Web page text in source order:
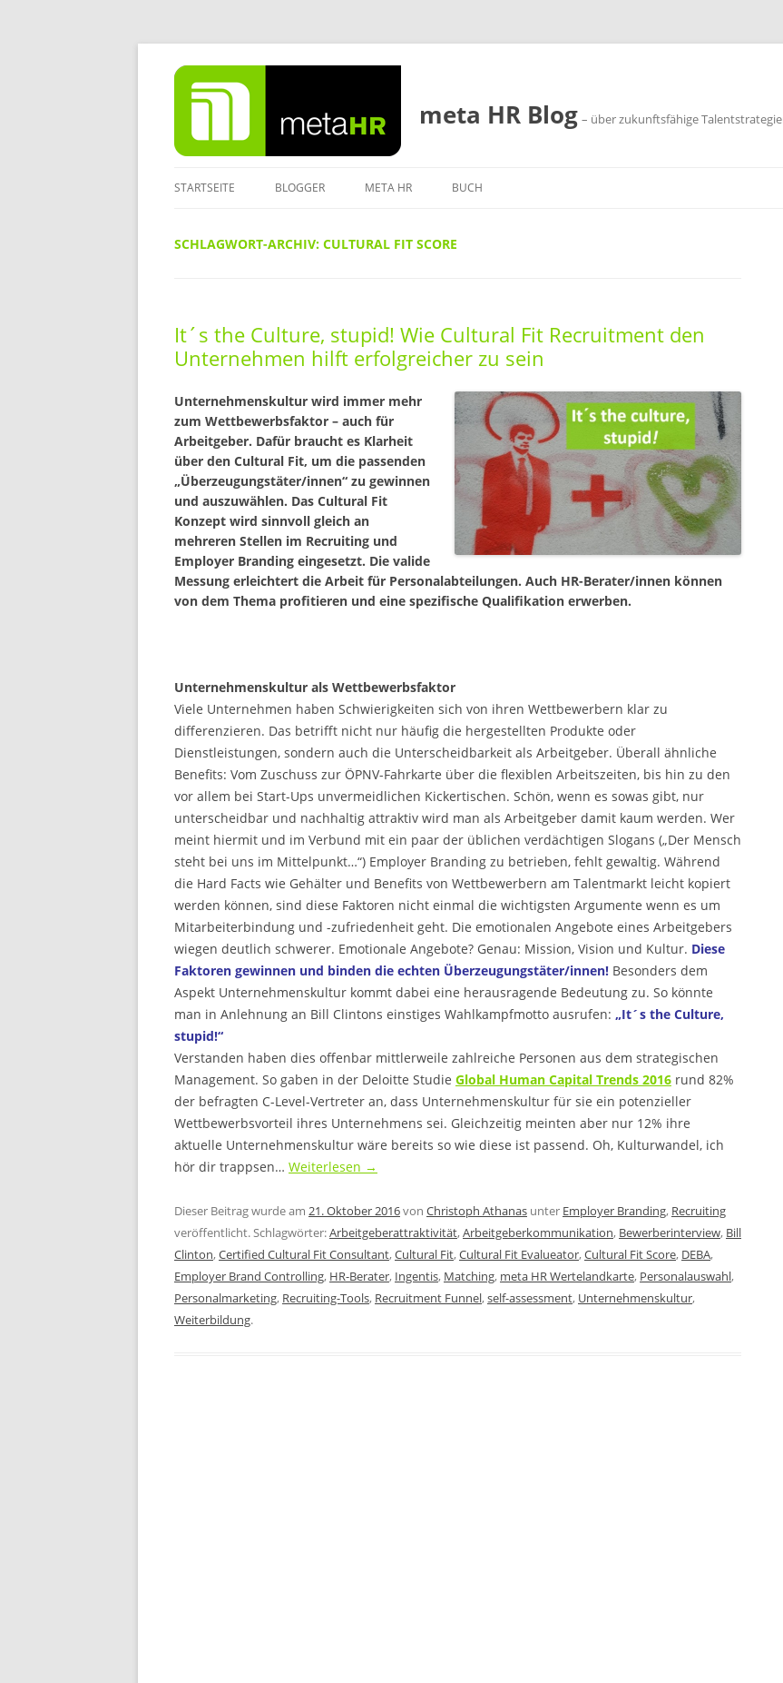
Zum
Inhalt
springen
meta HR Blog – über zukunftsfähige
STARTSEITE BLOGGER META HR BUCH
SCHLAGWORT-ARCHIV: CULTURAL FIT SCORE
It´s the Culture, stupid! Wie Cultural Fit Recruitment den
Unternehmen hilft erfolgreicher zu sein
Unternehmenskultur wird immer mehr
zum Wettbewerbsfaktor – auch für
Arbeitgeber. Dafür braucht es Klarheit
über den Cultural Fit, um die passenden
„Überzeugungstäter/innen“ zu gewinnen
und auszuwählen. Das Cultural Fit
Konzept wird sinnvoll gleich an
mehreren Stellen im Recruiting und
Employer Branding eingesetzt. Die valide
Messung erleichtert die Arbeit für Personalabteilungen. Auch HR-Berater/innen können
von dem Thema profitieren und eine spezifische Qualifikation erwerben.
Unternehmenskultur als Wettbewerbsfaktor
Viele Unternehmen haben Schwierigkeiten sich von ihren Wettbewerbern klar zu
differenzieren. Das betrifft nicht nur häufig die hergestellten Produkte oder
Dienstleistungen, sondern auch die Unterscheidbarkeit als Arbeitgeber. Überall ähnliche
Benefits: Vom Zuschuss zur ÖPNV-Fahrkarte über die flexiblen Arbeitszeiten, bis hin zu den
vor allem bei Start-Ups unvermeidlichen Kickertischen. Schön, wenn es sowas gibt, nur
unterscheidbar und nachhaltig attraktiv wird man als Arbeitgeber damit kaum werden. Wer
meint hiermit und im Verbund mit ein paar der üblichen verdächtigen Slogans („Der Mensch
steht bei uns im Mittelpunkt…“) Employer Branding zu betrieben, fehlt gewaltig. Während
die Hard Facts wie Gehälter und Benefits von Wettbewerbern am Talentmarkt leicht kopiert
werden können, sind diese Faktoren nicht einmal die wichtigsten Argumente wenn es um
Mitarbeiterbindung und -zufriedenheit geht. Die emotionalen Angebote eines Arbeitgebers
wiegen deutlich schwerer. Emotionale Angebote? Genau: Mission, Vision und Kultur. Diese
Faktoren gewinnen und binden die echten Überzeugungstäter/innen! Besonders dem
Aspekt Unternehmenskultur kommt dabei eine herausragende Bedeutung zu. So könnte
man in Anlehnung an Bill Clintons einstiges Wahlkampfmotto ausrufen: „It´s the Culture,
stupid!“
Verstanden haben dies offenbar mittlerweile zahlreiche Personen aus dem strategischen
Management. So gaben in der Deloitte Studie Global Human Capital Trends 2016 rund 82%
der befragten C-Level-Vertreter an, dass Unternehmenskultur für sie ein potenzieller
Wettbewerbsvorteil ihres Unternehmens sei. Gleichzeitig meinten aber nur 12% ihre
aktuelle Unternehmenskultur wäre bereits so wie diese ist passend. Oh, Kulturwandel, ich
hör dir trappsen… Weiterlesen →
Dieser Beitrag wurde am 21. Oktober 2016von Christoph Athanas unter Employer Branding, Recruiting
veröffentlicht. Schlagwörter:Arbeitgeberattraktivität,Arbeitgeberkommunikation, Bewerberinterview, Bill
Clinton,Certified Cultural Fit Consultant,Cultural Fit,Cultural Fit Evalueator,Cultural Fit Score, DEBA,
Employer Brand Controlling, HR-Berater, Ingentis, Matching, meta HR Wertelandkarte, Personalauswahl,
Personalmarketing, Recruiting-Tools, Recruitment Funnel,self-assessment, Unternehmenskultur,
Weiterbildung.